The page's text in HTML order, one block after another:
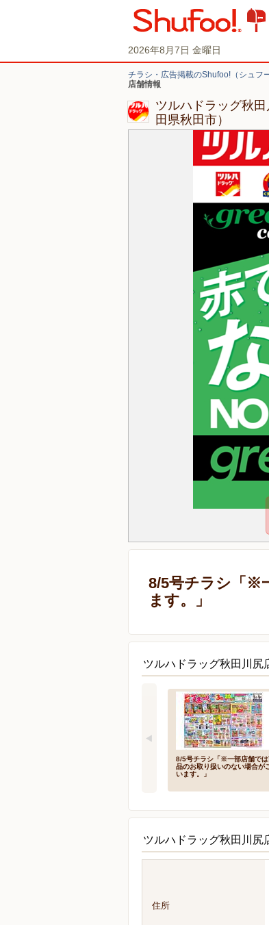
2026年8月7日 金曜日
チラシ・広告掲載のShufoo!（シュフー
店舗情報
ツルハドラッグ秋
田県秋田市）
8/5号チラシ「※
ます。」
ツルハドラッグ秋田川
8/5号チラシ「※一部店舗で
品のお取り扱いのない場合が
います。」
ツルハドラッグ秋田川尻
住所